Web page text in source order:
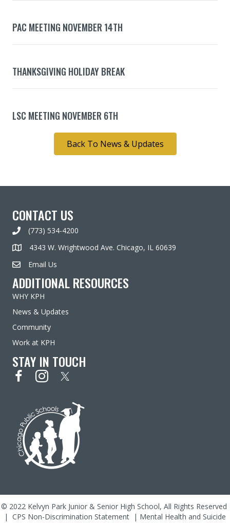
PAC MEETING NOVEMBER 14TH
THANKSGIVING HOLIDAY BREAK
LSC MEETING NOVEMBER 6TH
Back To News & Updates
CONTACT US
(773) 534-4200
4343 W. Wrightwood Ave. Chicago, IL 60639
Email Us
ADDITIONAL RESOURCES
WHY KPH
News & Updates
Community
Work at KPH
STAY IN TOUCH
© 2022 Kelvyn Park Junior & Senior High School, All Rights Reserved
| CPS Non-Discrimination Statement | Mental Health and Suicide